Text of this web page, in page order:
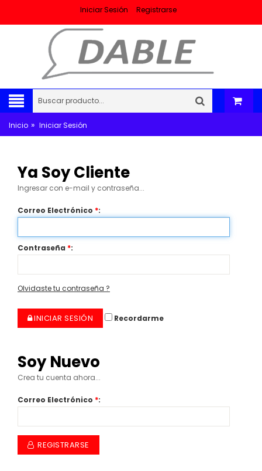
Iniciar Sesión Registrarse
Inicio » Iniciar Sesión
Ya Soy Cliente
Ingresar con e-mail y contraseña...
Correo Electrónico *:
Contraseña *:
Olvidaste tu contraseña ?
INICIAR SESIÓN Recordarme
Soy Nuevo
Crea tu cuenta ahora...
Correo Electrónico *:
REGISTRARSE